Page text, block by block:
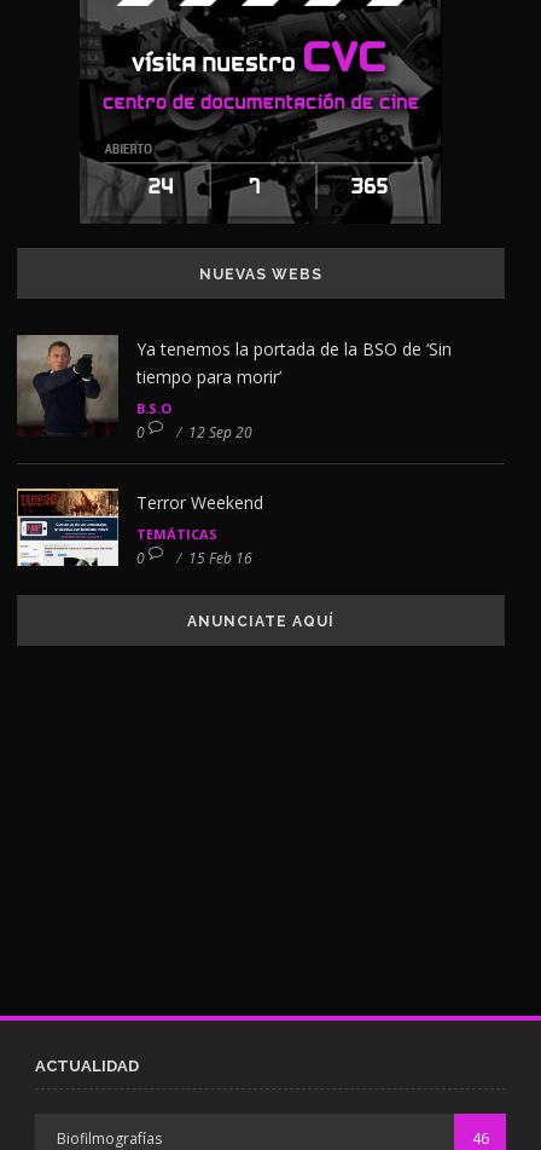
NUEVAS WEBS
Ya tenemos la portada de la BSO de ‘Sin
tiempo para morir’
B.S.O
0 / 12 Sep 20
Terror Weekend
TEMÁTICAS
0 / 15 Feb 16
ANUNCIATE AQUÍ
ACTUALIDAD
Biofilmografías 46